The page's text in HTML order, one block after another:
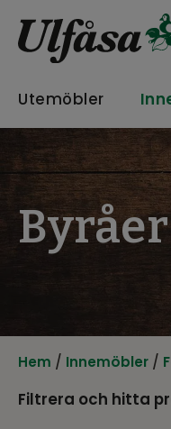
Utemöbler
Byråer
Hem / Innemöbler /
Filtrera och hitta